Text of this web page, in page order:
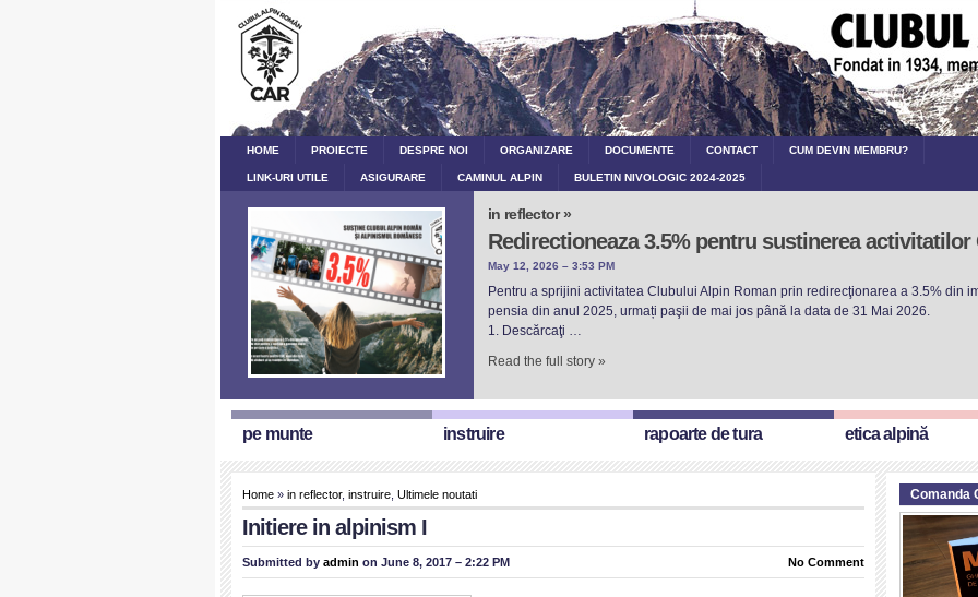
HOME PROIECTE DESPRE NOI ORGANIZARE DOCUMENTE CONTACT CUM DEVIN MEMBRU?
LINK-URI UTILE ASIGURARE CAMINUL ALPIN BULETIN NIVOLOGIC 2024-2025
in reflector »
Redirectioneaza 3.5% pentru sustinerea
May 12, 2026 – 3:53 PM
Pentru a sprijini activitatea Clubului Alpin Roman prin redirecţionarea a 3.5% din
pensia din anul 2025, urmați paşii de mai jos până la data de 31 Mai 2026.
1. Descărcaţi …
Read the full story »
pe munte instruire rapoarte de tura etica alpină
Home » in reflector, instruire Ultimele noutati
Initiere in alpinism I
Submitted by admin on June 8, 2017 – 2:22 PM No Comment
Comanda